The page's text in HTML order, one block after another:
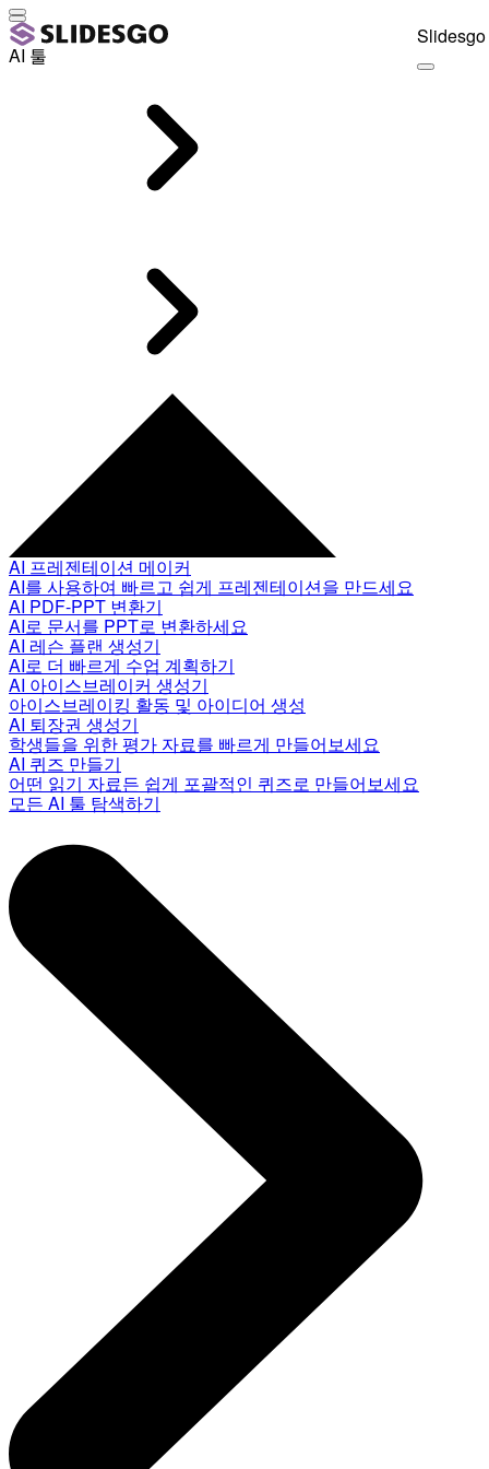
AI 툴
AI 프레젠테이션 메이커
AI를 사용하여 빠르고 쉽게 프레젠테이션을 만드세요
AI PDF-PPT 변환기
AI로 문서를 PPT로 변환하세요
AI 레슨 플랜 생성기
AI로 더 빠르게 수업 계획하기
AI 아이스브레이커 생성기
아이스브레이킹 활동 및 아이디어 생성
AI 퇴장권 생성기
학생들을 위한 평가 자료를 빠르게 만들어보세요
AI 퀴즈 만들기
어떤 읽기 자료든 쉽게 포괄적인 퀴즈로 만들어보세요
모든 AI 툴 탐색하기